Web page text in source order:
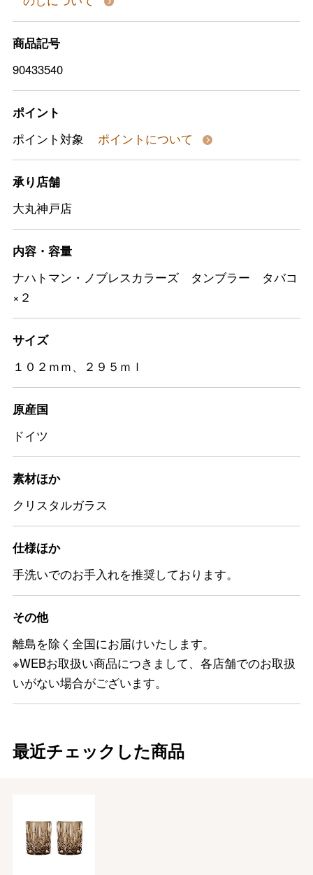
商品記号
90433540
ポイント
ポイント対象
ポイントについて
承り店舗
大丸神戸店
内容・容量
ナハトマン・ノブレスカラーズ タンブラー タバコ
×２
サイズ
１０２ｍｍ、２９５ｍｌ
原産国
ドイツ
素材ほか
クリスタルガラス
仕様ほか
手洗いでのお手入れを推奨しております。
その他
離島を除く全国にお届けいたします。
※WEBお取扱い商品につきまして、各店舗でのお取扱
いがない場合がございます。
最近チェックした商品